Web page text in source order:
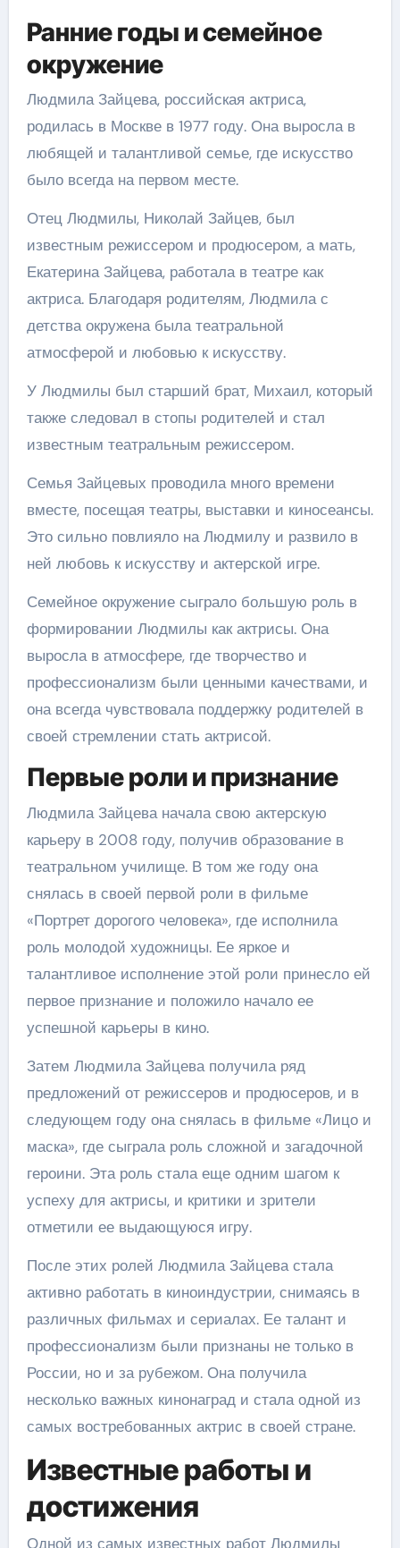
Ранние годы и семейное
окружение
Людмила Зайцева, российская актриса,
родилась в Москве в 1977 году. Она выросла в
любящей и талантливой семье, где искусство
было всегда на первом месте.
Отец Людмилы, Николай Зайцев, был
известным режиссером и продюсером, а мать,
Екатерина Зайцева, работала в театре как
актриса. Благодаря родителям, Людмила с
детства окружена была театральной
атмосферой и любовью к искусству.
У Людмилы был старший брат, Михаил, который
также следовал в стопы родителей и стал
известным театральным режиссером.
Семья Зайцевых проводила много времени
вместе, посещая театры, выставки и киносеансы.
Это сильно повлияло на Людмилу и развило в
ней любовь к искусству и актерской игре.
Семейное окружение сыграло большую роль в
формировании Людмилы как актрисы. Она
выросла в атмосфере, где творчество и
профессионализм были ценными качествами, и
она всегда чувствовала поддержку родителей в
своей стремлении стать актрисой.
Первые роли и признание
Людмила Зайцева начала свою актерскую
карьеру в 2008 году, получив образование в
театральном училище. В том же году она
снялась в своей первой роли в фильме
«Портрет дорогого человека», где исполнила
роль молодой художницы. Ее яркое и
талантливое исполнение этой роли принесло ей
первое признание и положило начало ее
успешной карьеры в кино.
Затем Людмила Зайцева получила ряд
предложений от режиссеров и продюсеров, и в
следующем году она снялась в фильме «Лицо и
маска», где сыграла роль сложной и загадочной
героини. Эта роль стала еще одним шагом к
успеху для актрисы, и критики и зрители
отметили ее выдающуюся игру.
После этих ролей Людмила Зайцева стала
активно работать в киноиндустрии, снимаясь в
различных фильмах и сериалах. Ее талант и
профессионализм были признаны не только в
России, но и за рубежом. Она получила
несколько важных кинонаград и стала одной из
самых востребованных актрис в своей стране.
Известные работы и
достижения
Одной из самых известных работ Людмилы